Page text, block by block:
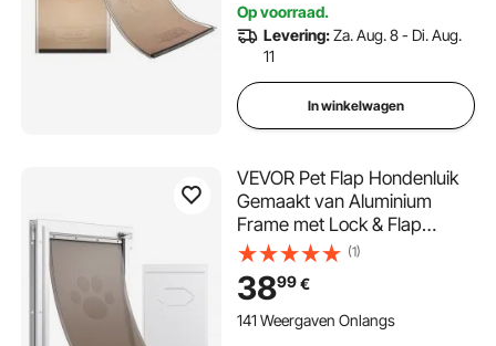
lange magneetstrip (M)
Op voorraad.
Levering:Za. Aug. 8 - Di. Aug.
11
In winkelwagen
VEVOR Pet Flap Hondenluik
Gemaakt van Aluminium
Frame met Lock & Flap
Systeem 210 x 303 mm,
Weerbestendig Hondenluik
Huisdierdeur Geschikt voor
Katten Honden Kittens (Wit-
(1)
3899€
141 Weergaven Onlangs